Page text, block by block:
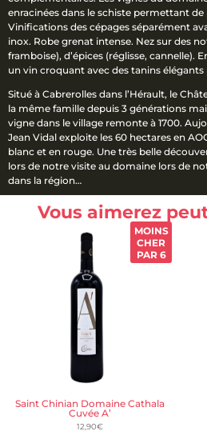
enracinées dans le schiste permettant
Vinifications des cépages séparément
inox. Robe grenat intense. Nez sur des
framboise), d’épices (réglisse, cannelle).
un vin croquant avec des tanins
Situé à Cabrerolles dans l’Hérault, le
la même famille depuis 3 générations
vigne dans le village remonte à 1700.
Jean Vidal exploite les 60 hectares en
blanc et en rouge. Une très belle
lors de notre visite au domaine lors de
dans la région…
Vous aimerez
MOINS
CHER
PAR 6
Saint Chinian Domaine Cathala
Cuvée A’
12,90€